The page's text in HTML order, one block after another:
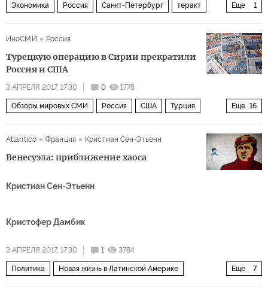
Еще 1
Экономика Россия Санкт-Петербург теракт
ИноСМИ
Россия
Турецкую операцию в Сирии прекратили
Россия и США
3 АПРЕЛЯ 2017, 17:30 0 1778
Еще 16
Обзоры мировых СМИ Россия США Турция
Реджеп Тайип Эрдоган
НАТО Отряды народной самообороны (YPG)
демонстрации С-400
Atlantico Франция Кристиан Сен-Этьенн
Венесуэла: приближение хаоса
Кристиан Сен-Этьенн
Кристофер Дамбик
3 АПРЕЛЯ 2017, 17:30 1 3784
Еще 7
Политика Новая жизнь в Латинской Америке